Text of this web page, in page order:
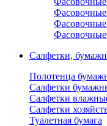
Салфетки,
Полотенца
Салфетки
Салфетки
Салфетки
Туалетная бумага